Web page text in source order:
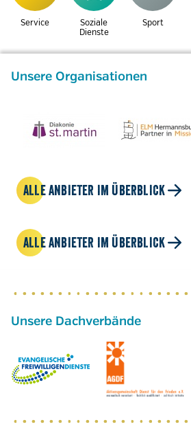
Service
Soziale
Dienste
Sport
Unsere Organisationen
ALLE ANBIETER IM ÜBERBLICK
ALLE ANBIETER IM ÜBERBLICK